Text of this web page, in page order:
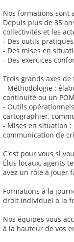
Nos formations sont
Depuis plus de 35
collectivités et les
- Des outils
- Des mises en
- Des exercices
Trois grands axes
- Méthodologie :
continuité ou un
- Outils
cartographier,
- Mises en situation :
communication de
C'est pour vous si
Élus locaux, agents
avez un rôle à jouer
Formations à la
droit individuel à la
Nos équipes vous
à la hauteur de vos